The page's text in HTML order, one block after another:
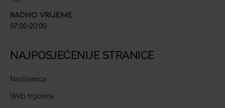
RADNO VRIJEME
07:00-20:00
NAJPOSJEĆENIJE STRANICE
Naslovnica
Web trgovina